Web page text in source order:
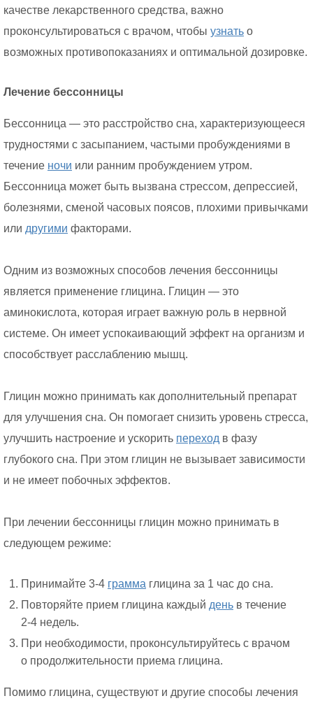
качестве лекарственного средства, важно
проконсультироваться с врачом, чтобы узнать о
возможных противопоказаниях и оптимальной дозировке.
Лечение бессонницы
Бессонница — это расстройство сна, характеризующееся
трудностями с засыпанием, частыми пробуждениями в
течение ночи или ранним пробуждением утром.
Бессонница может быть вызвана стрессом, депрессией,
болезнями, сменой часовых поясов, плохими привычками
или другими факторами.
Одним из возможных способов лечения бессонницы
является применение глицина. Глицин — это
аминокислота, которая играет важную роль в нервной
системе. Он имеет успокаивающий эффект на организм и
способствует расслаблению мышц.
Глицин можно принимать как дополнительный препарат
для улучшения сна. Он помогает снизить уровень стресса,
улучшить настроение и ускорить переход в фазу
глубокого сна. При этом глицин не вызывает зависимости
и не имеет побочных эффектов.
При лечении бессонницы глицин можно принимать в
следующем режиме:
Принимайте 3-4 грамма глицина за 1 час до сна.
Повторяйте прием глицина каждый день в течение
2-4 недель.
При необходимости, проконсультируйтесь с врачом
о продолжительности приема глицина.
Помимо глицина, существуют и другие способы лечения